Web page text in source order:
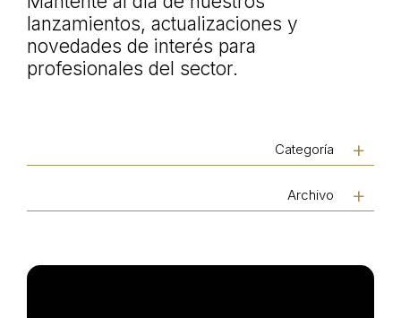
lanzamientos, actualizaciones y
novedades de interés para
profesionales del sector.
Categoría
Archivo